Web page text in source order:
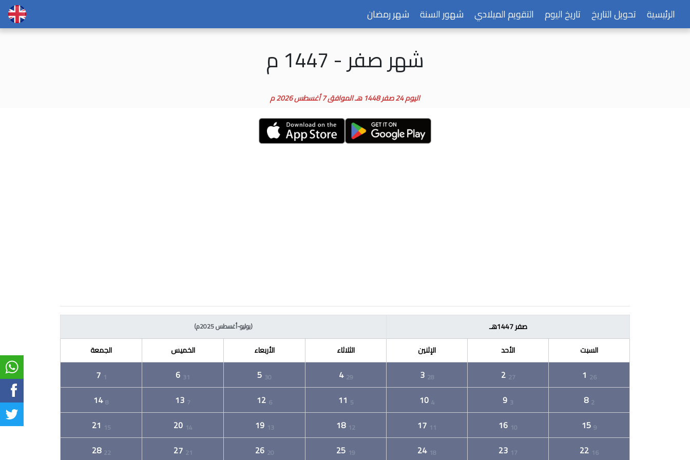
الرئيسية تحويل التاريخ تاريخ اليوم التقويم الميلادي شهور السنة شهر رمضان
شهر صفر - 1447 م
اليوم 24 صفر 1448 هـ الموافق 7 أغسطس 2026 م
صفر 1447هـ (يوليو-أغسطس 2025م)
السبت الأحد الإثنين الثلاثاء الأربعاء الخميس الجمعة
1 26
2 27
3 28
4 29
5 30
6 31
7 1
8 2
9 3
10 4
11 5
12 6
13 7
14 8
15 9
16 10
17 11
18 12
19 13
20 14
21 15
22 16
23 17
24 18
25 19
26 20
27 21
28 22